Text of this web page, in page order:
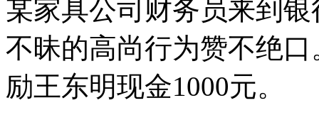
某家具公司财务员来到
不昧的高尚行为赞不绝
励王东明现金1000元。